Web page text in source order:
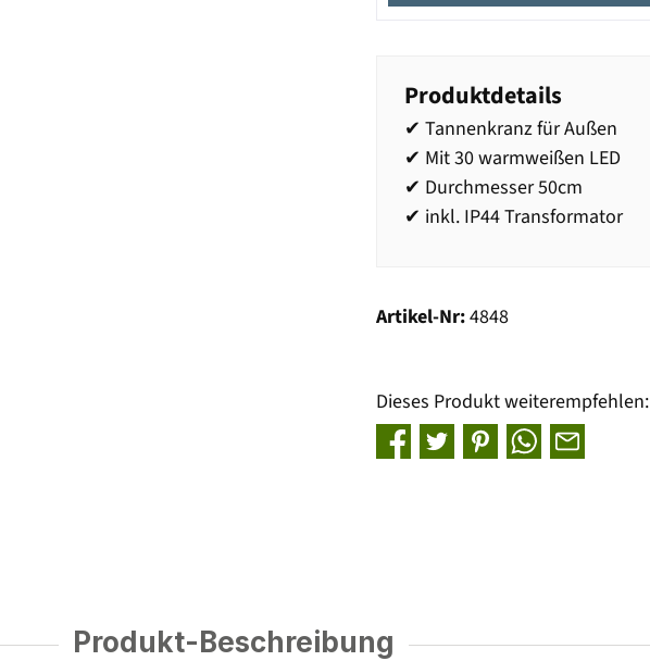
Produktdetails
✔ Tannenkranz für Außen
✔ Mit 30 warmweißen LED
✔ Durchmesser 50cm
✔ inkl. IP44 Transformator
Artikel-Nr:4848
Dieses Produkt weiterempfehlen:
Produkt-Beschreibung